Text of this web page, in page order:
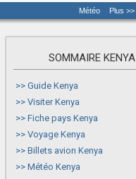
Météo Plus >>
SOMMAIRE KENYA
>> Guide Kenya
>> Visiter Kenya
>> Fiche pays Kenya
>> Voyage Kenya
>> Billets avion Kenya
>> Météo Kenya